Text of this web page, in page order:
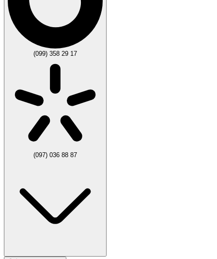
(099) 358 29 17
(097) 036 88 87